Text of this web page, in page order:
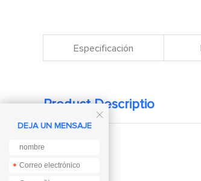
Especificación
Product Descriptio


DEJA UN MENSAJE
*
*